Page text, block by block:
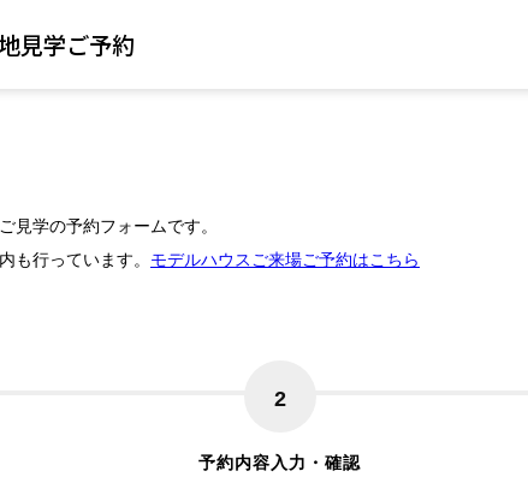
見学ご予約
見学の予約フォームです。
も行っています。 モデルハウスご来場ご予約はこちら
2
予約内容入力・確認